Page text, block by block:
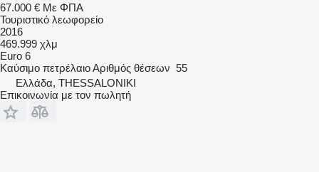
67.000 € Με ΦΠΑ
Τουριστικό λεωφορείο
2016
469.999 χλμ
Euro 6
Καύσιμο πετρέλαιοΑριθμός θέσεων 55
Ελλάδα, THESSALONIKI
Επικοινωνία με τον πωλητή